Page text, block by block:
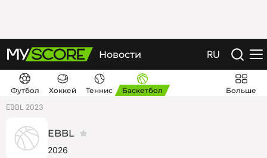
Новости RU
Футбол Хоккей Теннис Баскетбол
Больше
EBBL 2023
EBBL
2026